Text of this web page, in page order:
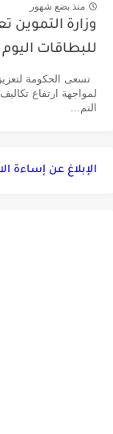
منذ بضع شهور
للبطاقات اليوم
تسعى الحكومة
لمواجهة ارتفاع
التم...
الإبلاغ عن إساءة